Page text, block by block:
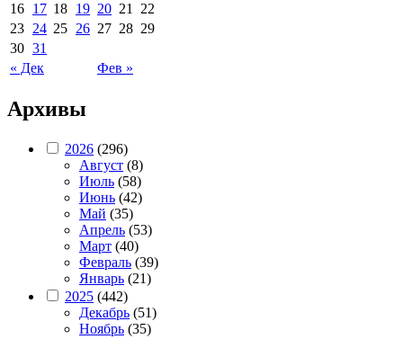
« Дек Фев »
16 17 18 19 20 21
22
23 24 25 26 27 28 29
30 31
Архивы
2026 (296)
Август (8)
Июль (58)
Июнь (42)
Май (35)
Апрель (53)
Март (40)
Февраль (39)
Январь (21)
2025 (442)
Декабрь (51)
Ноябрь (35)